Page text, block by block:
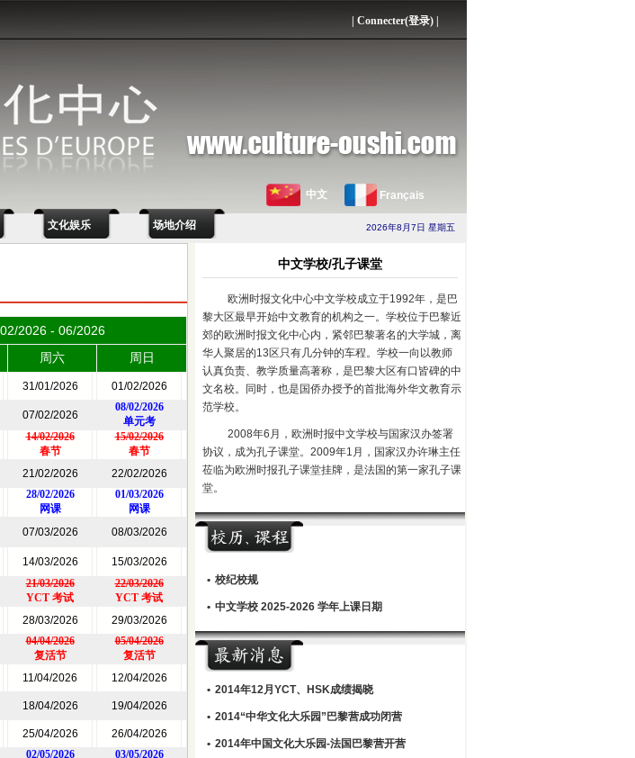
Connecter(登录)
中文 Français
文化娱乐 场地介绍 2026年8月7日 星期五
02/2026 - 06/2026
周六
周日
31/01/2026 01/02/2026
07/02/2026
08/02/2026
单元考
14/02/2026
春节
15/02/2026
春节
21/02/2026 22/02/2026
28/02/2026
网课
01/03/2026
网课
07/03/2026 08/03/2026
14/03/2026 15/03/2026
21/03/2026
YCT 考试
22/03/2026
YCT 考试
28/03/2026 29/03/2026
04/04/2026
复活节
05/04/2026
复活节
11/04/2026 12/04/2026
18/04/2026 19/04/2026
25/04/2026 26/04/2026
02/05/2026
03/05/2026
中文学校/孔子课堂
欧洲时报文化中心中文学校成立于1992年，是巴
黎大区最早开始中文教育的机构之一。学校位于巴黎近
郊的欧洲时报文化中心内，紧邻巴黎著名的大学城，离
华人聚居的13区只有几分钟的车程。学校一向以教师
认真负责、教学质量高著称，是巴黎大区有口皆碑的中
文名校。同时，也是国侨办授予的首批海外华文教育示
范学校。
2008年6月，欧洲时报中文学校与国家汉办签署
协议，成为孔子课堂。2009年1月，国家汉办许琳主任
莅临为欧洲时报孔子课堂挂牌，是法国的第一家孔子课
堂。
• 校纪校规
• 中文学校 2025-2026 学年上课日期
• 2014年12月YCT、HSK成绩揭晓
• 2014“中华文化大乐园”巴黎营成功闭营
• 2014年中国文化大乐园-法国巴黎营开营